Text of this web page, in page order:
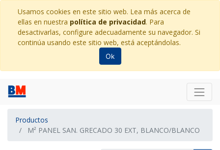
Usamos cookies en este sitio web. Lea más acerca de
ellas en nuestra política de privacidad. Para
desactivarlas, configure adecuadamente su navegador. Si
continúa usando este sitio web, está aceptándolas.
Ok
Productos
M² PANEL SAN. GRECADO 30 EXT, BLANCO/BLANCO